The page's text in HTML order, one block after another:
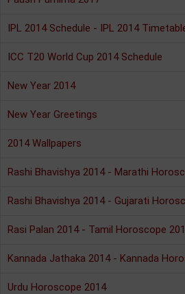
IPL 2014 Schedule - IPL 2014
ICC T20 World Cup 2014 Schedule
New Year 2014
New Year Greetings
2014 Wallpapers
Rashi Bhavishya 2014 - Marathi
Rashi Bhavishya 2014 - Gujarati
Rasi Palan 2014 - Tamil Horoscope
Kannada Jathaka 2014 - Kannada
Urdu Horoscope 2014